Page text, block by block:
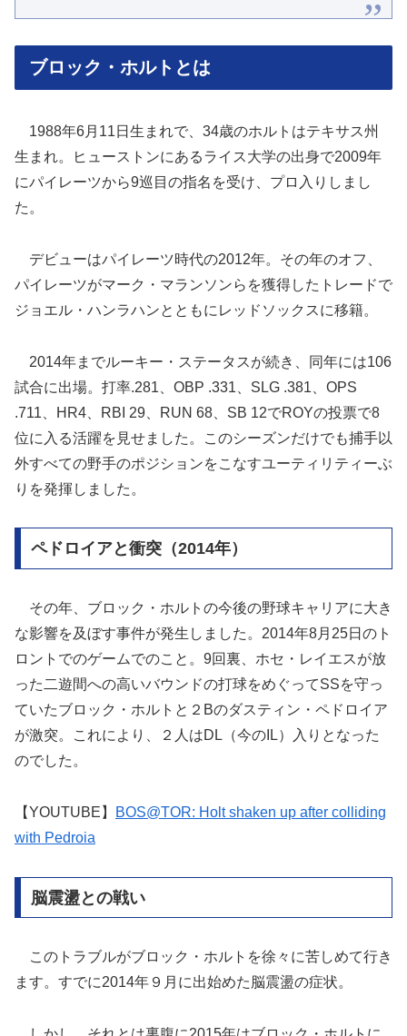
ブロック・ホルトとは
1988年6月11日生まれで、34歳のホルトはテキサス州
生まれ。ヒューストンにあるライス大学の出身で2009年
にパイレーツから9巡目の指名を受け、プロ入りしまし
た。
デビューはパイレーツ時代の2012年。その年のオフ、
パイレーツがマーク・マランソンらを獲得したトレードで
ジョエル・ハンラハンとともにレッドソックスに移籍。
2014年までルーキー・ステータスが続き、同年には106
試合に出場。打率.281、OBP .331、SLG .381、OPS
.711、HR4、RBI 29、RUN 68、SB 12でROYの投票で8
位に入る活躍を見せました。このシーズンだけでも捕手以
外すべての野手のポジションをこなすユーティリティーぶ
りを発揮しました。
ペドロイアと衝突（2014年）
その年、ブロック・ホルトの今後の野球キャリアに大き
な影響を及ぼす事件が発生しました。2014年8月25日のト
ロントでのゲームでのこと。9回裏、ホセ・レイエスが放
った二遊間への高いバウンドの打球をめぐってSSを守っ
ていたブロック・ホルトと２Bのダスティン・ペドロイア
が激突。これにより、２人はDL（今のIL）入りとなった
のでした。
【YOUTUBE】
BOS@TOR: Holt shaken up after colliding
with Pedroia
脳震盪との戦い
このトラブルがブロック・ホルトを徐々に苦しめて行き
ます。すでに2014年９月に出始めた脳震盪の症状。